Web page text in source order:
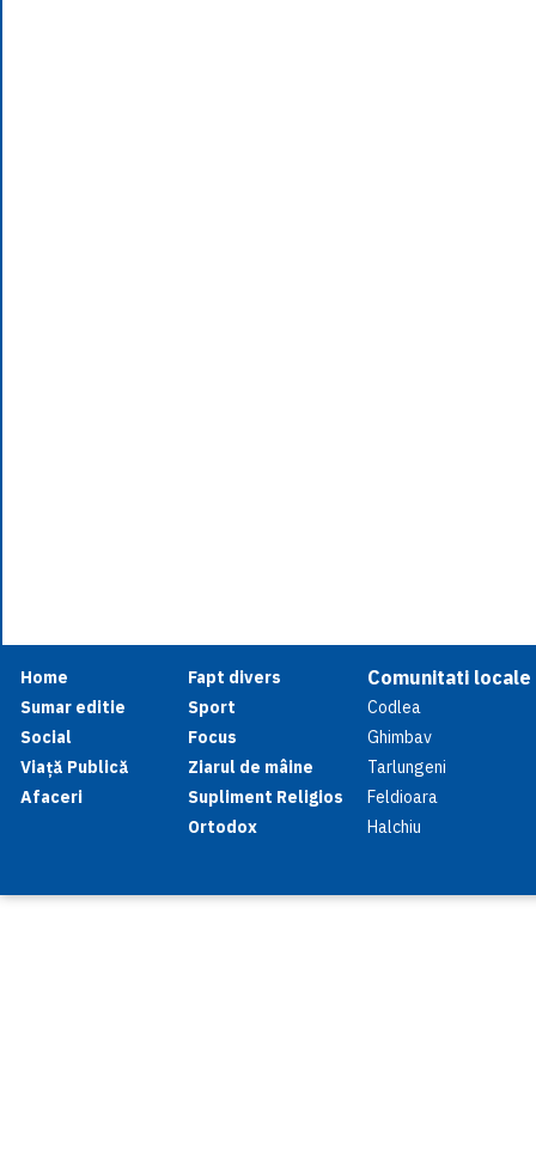
Home
Sumar editie
Social
Viață Publică
Afaceri
Fapt divers
Sport
Focus
Ziarul de mâine
Supliment Religios
Ortodox
Comunitati locale
Codlea
Ghimbav
Tarlungeni
Feldioara
Halchiu